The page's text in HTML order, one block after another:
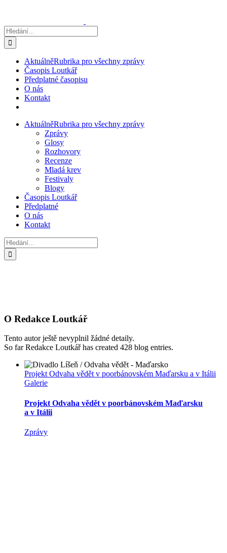
obsah
Hledat:
AktuálněRubrika pro všechny zprávy
Časopis Loutkář
Předplatné časopisu
O nás
Kontakt
AktuálněRubrika pro všechny zprávy
Zprávy
Glosy
Rozhovory
Recenze
Mladá krev
Festivaly
Blogy
Časopis Loutkář
Předplatné
O nás
Kontakt
Hledat:
O Redakce Loutkář
Tento autor ještě nevyplnil žádné detaily.
So far Redakce Loutkář has created 428 blog entries.
Projekt Odvaha vědět v poorbánovském Maďarsku a v Itálii
Galerie
Projekt Odvaha vědět v poorbánovském Maďarsku
a v Itálii
Zprávy